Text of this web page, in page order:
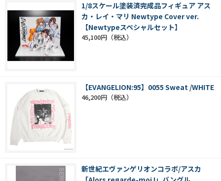
1/8スケール塗装済完成品フィギュア アス
カ・レイ・マリ Newtype Cover ver.
【Newtypeスペシャルセット】
45,100円
【EVANGELION:95】0055 Sweat /WHITE
46,200円
新世紀エヴァンゲリオンコラボ/アスカ